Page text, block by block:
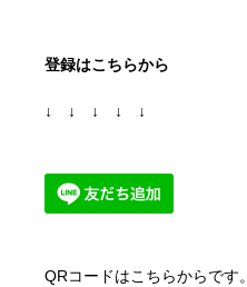
登録はこちらから
↓ ↓ ↓ ↓ ↓
QRコードはこちらからです。